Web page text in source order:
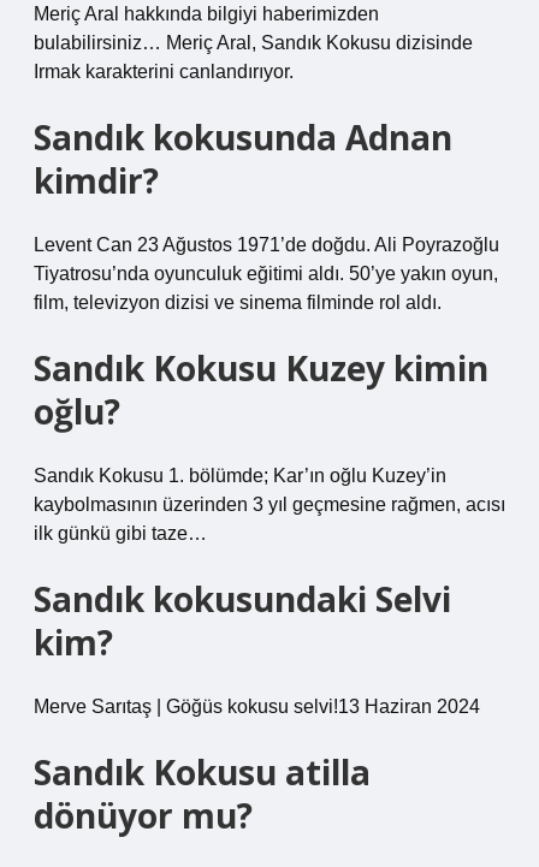
Meriç Aral hakkında bilgiyi haberimizden
bulabilirsiniz… Meriç Aral, Sandık Kokusu dizisinde
Irmak karakterini canlandırıyor.
Sandık kokusunda Adnan
kimdir?
Levent Can 23 Ağustos 1971’de doğdu. Ali Poyrazoğlu
Tiyatrosu’nda oyunculuk eğitimi aldı. 50’ye yakın oyun,
film, televizyon dizisi ve sinema filminde rol aldı.
Sandık Kokusu Kuzey kimin
oğlu?
Sandık Kokusu 1. bölümde; Kar’ın oğlu Kuzey’in
kaybolmasının üzerinden 3 yıl geçmesine rağmen, acısı
ilk günkü gibi taze…
Sandık kokusundaki Selvi
kim?
Merve Sarıtaş | Göğüs kokusu selvi!13 Haziran 2024
Sandık Kokusu atilla
dönüyor mu?